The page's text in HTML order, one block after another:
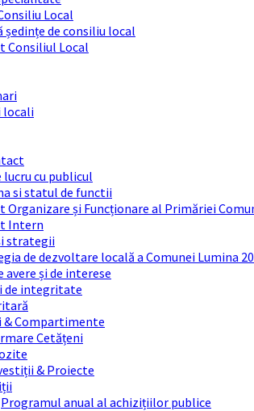
Local
ședințe de consiliu local
Consiliul Local
locali
lucru cu publicul
si statul de functii
Organizare și Funcționare al Primăriei
Intern
strategii
de dezvoltare locală a Comunei Lumina
avere și de interese
de integritate
& Compartimente
Cetățeni
& Proiecte
Programul anual al achizițiilor publice